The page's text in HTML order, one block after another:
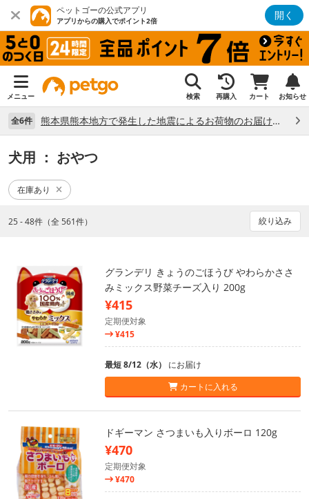
ペットゴーの公式アプリ
アプリからの購入でポイント2倍 開く
メニュー 検索 再購入 カート お知らせ
全6件 熊本県熊本地方で発生した地震によるお荷物のお届け状況について （7/28）
犬用 ： おやつ
在庫あり
25 - 48件（全 561件） 絞り込み
グランデリ きょうのごほうび やわらかささ
みミックス野菜チーズ入り 200g
¥415
定期便対象
¥415
最短 8/12（水） にお届け
カートに入れる
ドギーマン さつまいも入りボーロ 120g
¥470
定期便対象
¥470